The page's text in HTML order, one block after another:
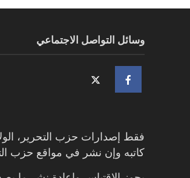
وسائل التواصل الاجتماعي
فقط إصدارات حزب التحرير،
كاتبه وإن نشر في مواقع حزب